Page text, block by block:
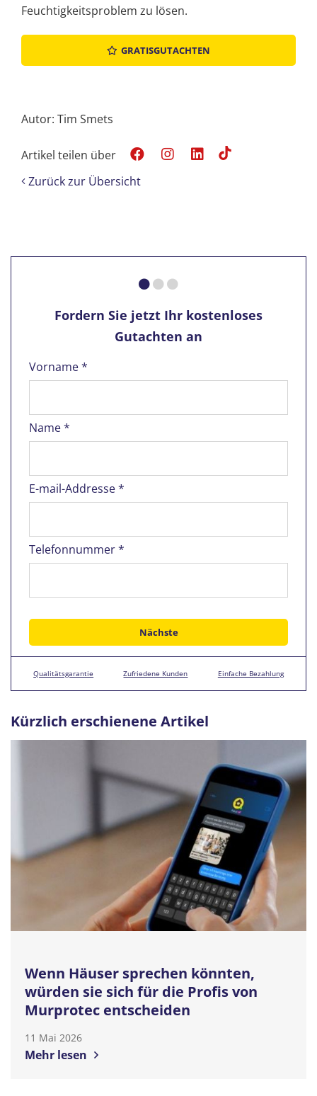
Feuchtigkeitsproblem zu lösen.
GRATISGUTACHTEN
Autor: Tim Smets
Artikel teilen über
Zurück zur Übersicht
Fordern Sie jetzt Ihr kostenloses
Gutachten an
Vorname *
Name *
E-mail-Addresse *
Telefonnummer *
Qualitätsgarantie Zufriedene Kunden Einfache Bezahlung
Kürzlich erschienene Artikel
Wenn Häuser sprechen könnten,
würden sie sich für die Profis von
Murprotec entscheiden
11 Mai 2026
Mehr lesen